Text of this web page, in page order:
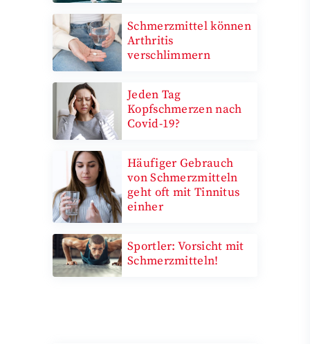
Schmerzmittel können
Arthritis
verschlimmern
Jeden Tag
Kopfschmerzen nach
Covid-19?
Häufiger Gebrauch
von Schmerzmitteln
geht oft mit Tinnitus
einher
Sportler: Vorsicht mit
Schmerzmitteln!